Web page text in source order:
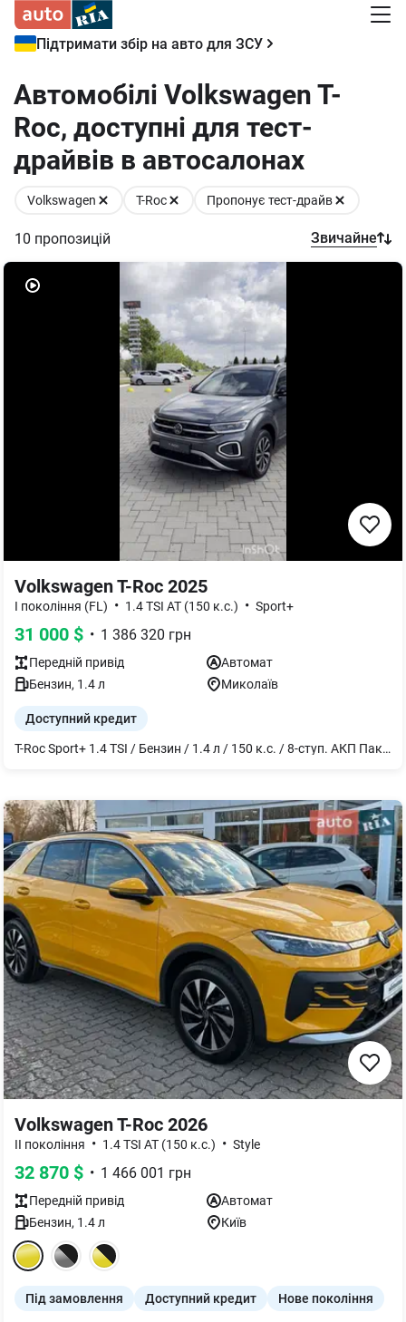
Підтримати збір на авто для ЗСУ
Автомобілі Volkswagen T-
Roc, доступні для тест-
драйвів в автосалонах
Volkswagen T-Roc Пропонує тест-драйв
10 пропозицій Звичайне
Volkswagen T-Roc 2025
I покоління (FL) • 1.4 TSI AT (150 к.с.) • Sport+
31 000 $ • 1 386 320 грн
Передній привід
Автомат
Бензин, 1.4л Миколаїв
Доступний кредит
T-Roc Sport+ 1.4 TSI / Бензин / 1.4 л / 150 к.с. / 8-ступ. АКП Пакет "Комфортні сидіння": сидіння водія ergoActive; оздоблення сидінь - вставки з мікрофібри ArtVelours; передні сидіння регулюються за висотою; сидіння водія з з поздовжною підтримкою; підігрів передніх сидінь; передні сидіння з поперековою підтримкою ; сидіння водія з частковим електрорегулюванням та функцією масажу Зимовий пакет: обігрів передніх сидінь; датчик контролю рівня рідини склоомивача. Пакет "Допомоги водієві": мультифункціональна камера, система допомоги при екстреному гальмуванні, адаптивний круїз-контроль з функцією обмеження швидкості. IQ.LIGHT - світ-а мат-на опт., вкл.: мул-ну камеру; під-й модлинг між передніми ф-ми; динам-й асистент уп-ня дал-м сві-м фар; світл-і задні ліхтарі з дин-м показчиком пов-в; ф-я під-ня поворотів. Бездротова зарядка для смартфонів, що підтримують стандарт Qi Диски «Johannesburg» R17, легкосплавні з чорним напиленням, 7J x 17 (ET45); гума 215/55 R17 Пакет "Easy Open" без ф-ї Safelock: еле-д від-я кришки багажного відділення з сенсорним та дис-м керуванням; еле-д закривання кришки; система без-го запуску двигуна та ві-я дверей Keyless Access Темно-тоновані задні вікна та заднє скло .
Volkswagen T-Roc 2026
ІІ покоління • 1.4 TSI AT (150 к.с.) • Style
32 870 $ • 1 466 001 грн
Передній привід
Автомат
Бензин, 1.4л Київ
Під замовлення Доступний кредит Нове покоління